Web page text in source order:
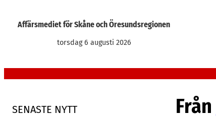
Affärsmediet för Skåne och Öresundsregionen
torsdag 6 augusti 2026
SENASTE NYTT Från